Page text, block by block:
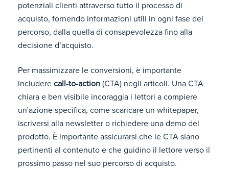
potenziali clienti attraverso tutto il processo di
acquisto, fornendo informazioni utili in ogni fase del
percorso, dalla quella di consapevolezza fino alla
decisione d’acquisto.
Per massimizzare le conversioni, è importante
includere call-to-action (CTA) negli articoli. Una CTA
chiara e ben visibile incoraggia i lettori a compiere
un'azione specifica, come scaricare un whitepaper,
iscriversi alla newsletter o richiedere una demo del
prodotto. È importante assicurarsi che le CTA siano
pertinenti al contenuto e che guidino il lettore verso il
prossimo passo nel suo percorso di acquisto.